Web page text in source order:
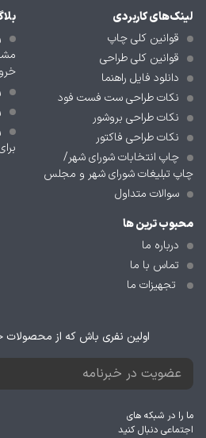
لینک‌های کاربردی
قوانین کلی چاپ
قوانین کلی طراحی
دانلود فایل راهنما
نکات طراحی ست فست فود
نکات طراحی بروشور
نکات طراحی فاکتور
چاپ انتخابات شورای شهر/
چاپ تبلیغات شورای شهر و مجلس
سوالات متداول
محبوب ترین ها
درباره ما
تماس با ما
تجهیزات ما
اولین نفری باش که از محصولات
ما را در شبکه های
اجتماعی دنبال کنید